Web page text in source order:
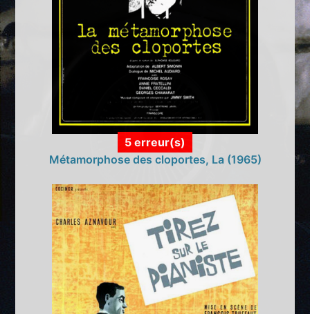
5 erreur(s)
Métamorphose des cloportes, La (1965)